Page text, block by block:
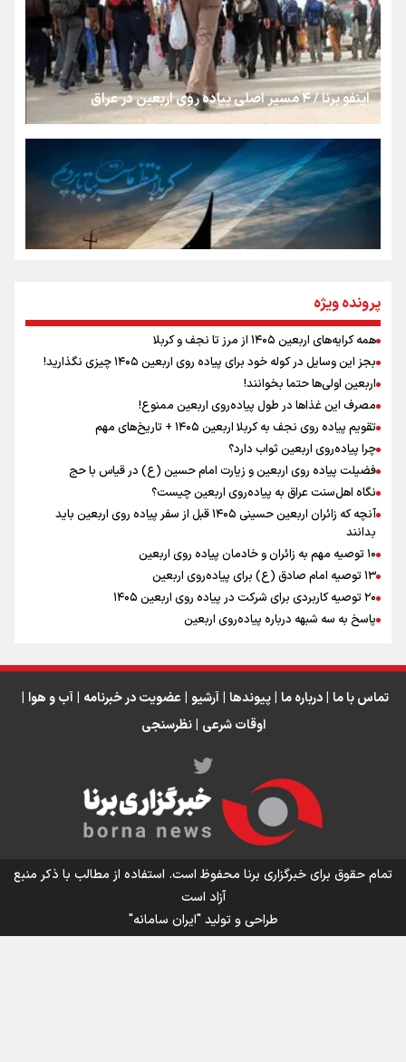
از طلوع خیابان‌ها تا غروب اشک
جمله‌ای که بغض چهارماهه را شکست؛ «آهای مردم، آقا از
تهران رفتند»
سه حسرتی که به دلم ماند
نگاه تمدنی رهبر شهید به فضای مجازی
رابطه کارگر و کارفرما در اندیشه رهبر شهید: از تضاد به
زوجیت
اینفو برنا / ۴ مسیر اصلی پیاده روی اربعین در عراق
اینفو برنا / توصیه‌هایی طلایی برای پیاده روی اربعین
اینفو برنا / جدول کامل فاصله مرز شلمچه تا شهرهای زیارتی
عراق
اینفو برنا/ میزان مالیات بر ارزش افزوده چقدر است؟
پرونده ویژه
همه کرایه‌های اربعین ۱۴۰۵ از مرز تا نجف و کربلا
بجز این وسایل در کوله خود برای پیاده روی اربعین ۱۴۰۵ چیزی نگذارید!
اربعین اولی‌ها حتما بخوانند!
مصرف این غذاها در طول پیاده‌روی اربعین ممنوع!
تقویم پیاده روی نجف به کربلا اربعین ۱۴۰۵ + تاریخ‌های مهم
چرا پیاده‌روی اربعین ثواب دارد؟
فضیلت پیاده روی اربعین و زیارت امام حسین (ع) در قیاس با حج
نگاه اهل‌سنت عراق به پیاده‌روی اربعین چیست؟
آنچه که زائران اربعین حسینی ۱۴۰۵ قبل از سفر پیاده روی اربعین باید
بدانند
۱۰ توصیه مهم به زائران و خادمان پیاده روی اربعین
۱۳ توصیه امام صادق (ع) برای پیاده‌روی اربعین
۲۰ توصیه کاربردی برای شرکت در پیاده روی اربعین ۱۴۰۵
پاسخ به سه‌ شبهه درباره پیاده‌روی اربعین
تماس با ما | درباره ما | پیوندها | آرشیو | عضویت در خبرنامه | آب و هوا |
اوقات شرعی | نظرسنجی
تمام حقوق برای خبرگزاری برنا محفوظ است. استفاده از مطالب با ذکر منبع
آزاد است
طراحی و تولید"ایران سامانه"